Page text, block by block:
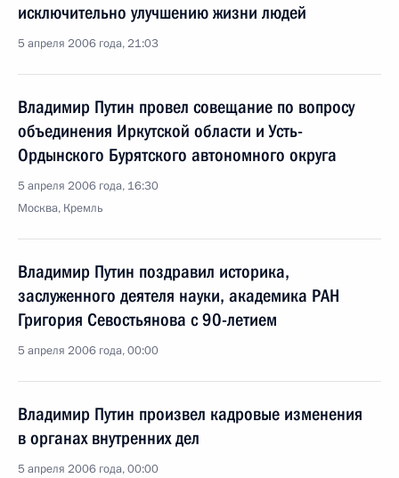
исключительно улучшению жизни людей
5 апреля 2006 года, 21:03
Владимир Путин провел совещание по вопросу
объединения Иркутской области и Усть-
Ордынского Бурятского автономного округа
5 апреля 2006 года, 16:30
Москва, Кремль
Владимир Путин поздравил историка,
заслуженного деятеля науки, академика РАН
Григория Севостьянова с 90-летием
5 апреля 2006 года, 00:00
Владимир Путин произвел кадровые изменения
в органах внутренних дел
5 апреля 2006 года, 00:00